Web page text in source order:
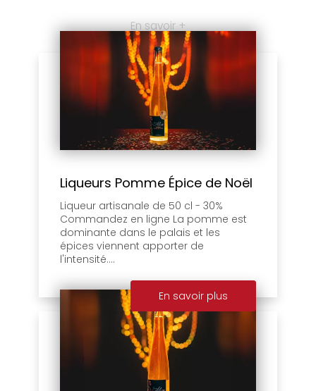
En savoir +
Liqueurs Pomme Épice de Noël
Liqueur artisanale de 50 cl - 30%
Commandez en ligne La pomme est
dominante dans le palais et les
épices viennent apporter de
l'intensité....
En savoir plus